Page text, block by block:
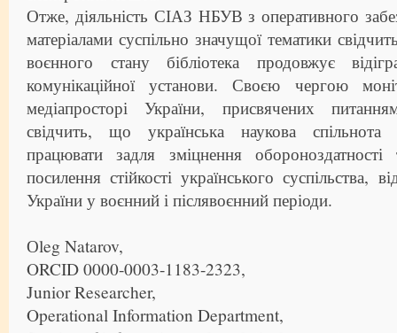
Отже, діяльність СІАЗ НБУВ з оперативного
матеріалами суспільно значущої тематики
воєнного стану бібліотека продовжує
комунікаційної установи. Своєю чергою
медіапросторі України, присвячених
свідчить, що українська наукова спільнота
працювати задля зміцнення
посилення стійкості українського суспільства,
України у воєнний і післявоєнний періоди.
Оleg Natarov,
ORCID 0000-0003-1183-2323,
Junior Researcher,
Operational Information Department,